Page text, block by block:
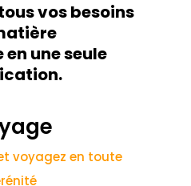
vos besoins
une seule
voyagez en toute